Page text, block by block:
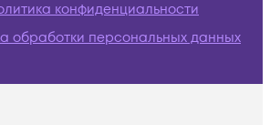
конфиденциальности
обработки персональных данных